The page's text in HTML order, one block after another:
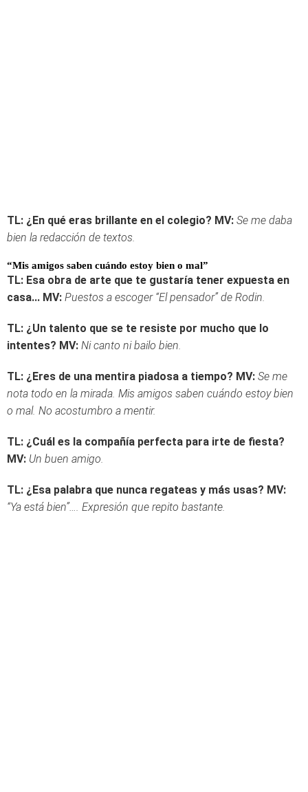
TL: ¿En qué eras brillante en el colegio? MV: Se me daba
bien la redacción de textos.
“Mis amigos saben cuándo estoy bien o mal”
TL: Esa obra de arte que te gustaría tener expuesta en
casa... MV: Puestos a escoger “El pensador” de Rodin.
TL: ¿Un talento que se te resiste por mucho que lo
intentes? MV: Ni canto ni bailo bien.
TL: ¿Eres de una mentira piadosa a tiempo? MV: Se me
nota todo en la mirada. Mis amigos saben cuándo estoy bien
o mal. No acostumbro a mentir.
TL: ¿Cuál es la compañía perfecta para irte de fiesta?
MV: Un buen amigo.
TL: ¿Esa palabra que nunca regateas y más usas? MV:
“Ya está bien”…. Expresión que repito bastante.